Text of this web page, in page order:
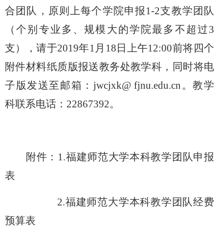
合 团队， 原则上每个学院申报 1-2支教学团队
（个别专业多、规模大的学院最多不超过3
支），请于2019年1月 18 日 上午12:00前将四个
附件材料纸质版报送教务处教学科，同时将电
子版发送至邮箱： jwcjxk@ fjnu.edu.cn 。教学
科联系电话：22867392。
附件： 1.福建师范大学本科教学团队申报
表
2.福建师范大学本科教学团队经费
预算表